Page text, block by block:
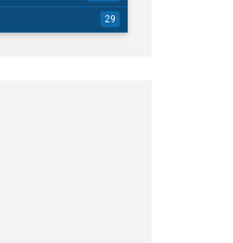
29